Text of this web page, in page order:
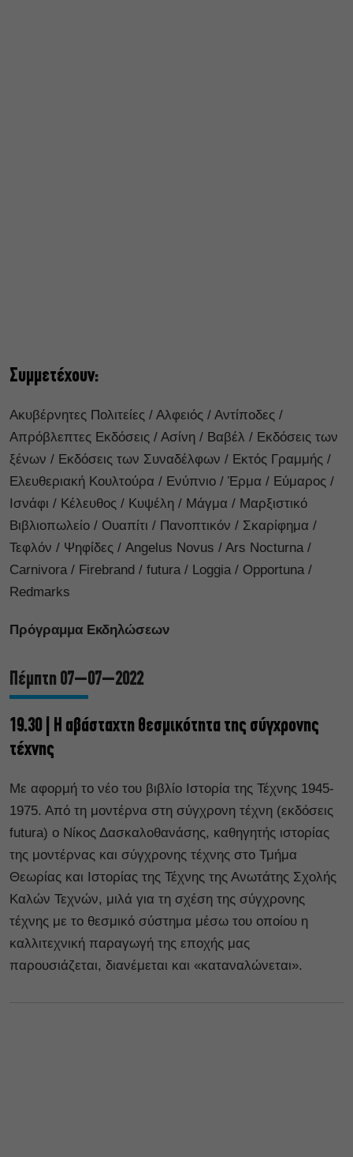
Συμμετέχουν:
Ακυβέρνητες Πολιτείες / Αλφειός / Αντίποδες /
Απρόβλεπτες Εκδόσεις / Ασίνη / Βαβέλ / Εκδόσεις των
ξένων / Εκδόσεις των Συναδέλφων / Εκτός Γραμμής /
Ελευθεριακή Κουλτούρα / Ενύπνιο / Έρμα / Εύμαρος /
Ισνάφι / Κέλευθος / Κυψέλη / Μάγμα / Μαρξιστικό
Βιβλιοπωλείο / Ουαπίτι / Πανοπτικόν / Σκαρίφημα /
Τεφλόν / Ψηφίδες / Angelus Novus / Ars Nocturna /
Carnivora / Firebrand / futura / Loggia / Opportuna /
Redmarks
Πρόγραμμα Εκδηλώσεων
Πέμπτη 07–07–2022
19.30 | Η αβάσταχτη θεσμικότητα της σύγχρονης
τέχνης
Με αφορμή το νέο του βιβλίο Ιστορία της Τέχνης 1945-
1975. Από τη μοντέρνα στη σύγχρονη τέχνη (εκδόσεις
futura) ο Νίκος Δασκαλοθανάσης, καθηγητής ιστορίας
της μοντέρνας και σύγχρονης τέχνης στο Τμήμα
Θεωρίας και Ιστορίας της Τέχνης της Ανωτάτης Σχολής
Καλών Τεχνών, μιλά για τη σχέση της σύγχρονης
τέχνης με το θεσμικό σύστημα μέσω του οποίου η
καλλιτεχνική παραγωγή της εποχής μας
παρουσιάζεται, διανέμεται και «καταναλώνεται».